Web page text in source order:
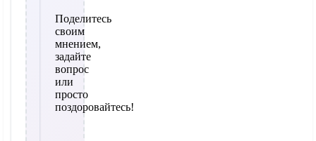
Поделитесь
своим
мнением,
задайте
вопрос
или
просто
поздоровайтесь!